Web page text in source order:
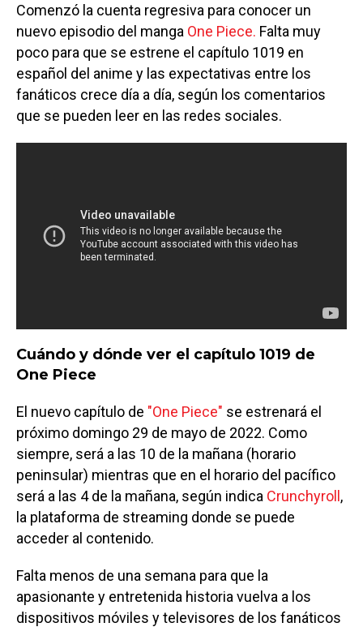
Comenzó la cuenta regresiva para conocer un
nuevo episodio del manga One Piece. Falta muy
poco para que se estrene el capítulo 1019 en
español del anime y las expectativas entre los
fanáticos crece día a día, según los comentarios
que se pueden leer en las redes sociales.
Cuándo y dónde ver el capítulo 1019 de
One Piece
El nuevo capítulo de "One Piece" se estrenará el
próximo domingo 29 de mayo de 2022. Como
siempre, será a las 10 de la mañana (horario
peninsular) mientras que en el horario del pacífico
será a las 4 de la mañana, según indica Crunchyroll ,
la plataforma de streaming donde se puede
acceder al contenido.
Falta menos de una semana para que la
apasionante y entretenida historia vuelva a los
dispositivos móviles y televisores de los fanáticos